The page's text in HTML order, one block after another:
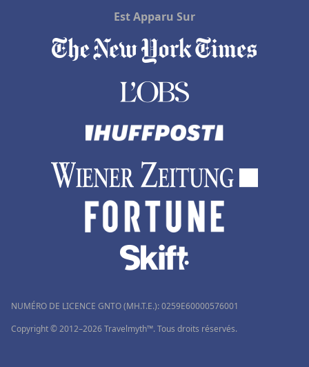
Est Apparu Sur
NUMÉRO DE LICENCE GNTO (MH.T.E.): 0259Ε60000576001
Copyright © 2012–2026 Travelmyth™. Tous droits réservés.